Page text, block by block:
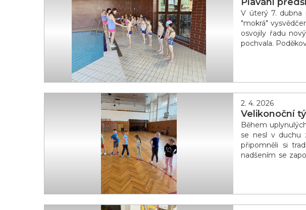
V úterý 7. dubna
"mokrá"
osvojily řadu
pochvala.
2. 4. 2026
Velikonoční
Během
se nesl v duchu
připomněli si
nadšením se